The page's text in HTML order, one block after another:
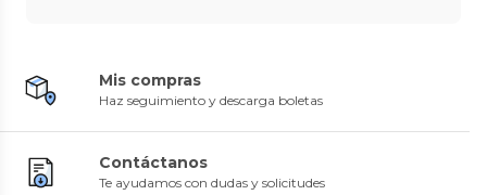
Mis compras
Haz seguimiento y descarga boletas
Contáctanos
Te ayudamos con dudas y solicitudes